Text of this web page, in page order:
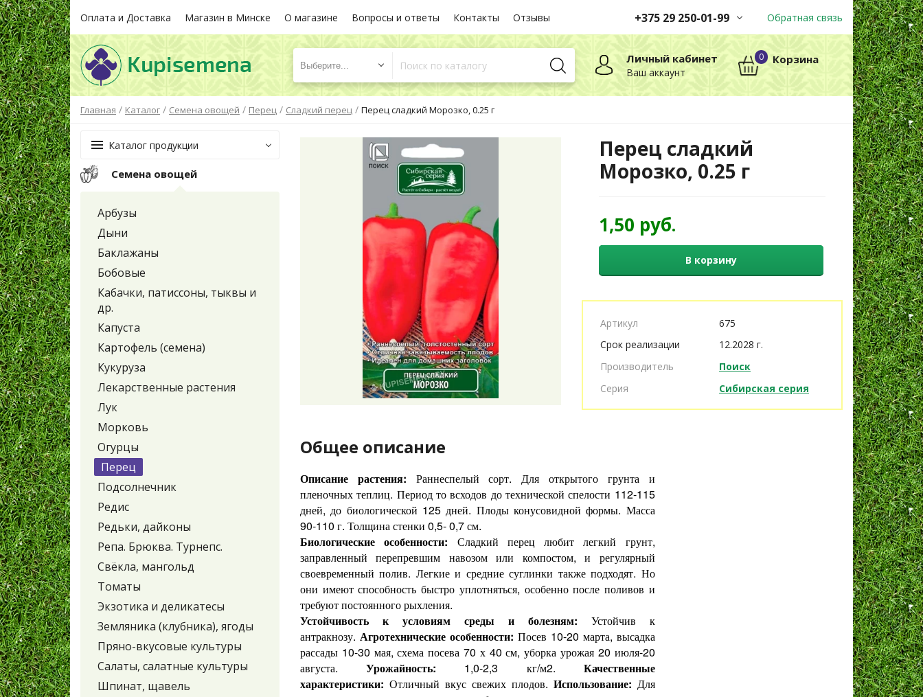
Оплата и Доставка Магазин в Минске О магазине Вопросы и ответы Контакты Отзывы +375 29 250-01-99
автоматически через корзину
круглосуточно без выходных
Обратная связь
Выберите... Личный кабинет
Ваш аккаунт
0 Корзина
Главная / Каталог / Семена овощей / Перец / Сладкий перец / Перец сладкий Морозко, 0.25 г
Каталог продукции
Семена овощей
Арбузы
Дыни
Баклажаны
Бобовые
Кабачки, патиссоны, тыквы и
др.
Капуста
Картофель (семена)
Кукуруза
Лекарственные растения
Лук
Морковь
Огурцы
Перец
Подсолнечник
Редис
Редьки, дайконы
Репа. Брюква. Турнепс.
Свёкла, мангольд
Томаты
Экзотика и деликатесы
Земляника (клубника), ягоды
Пряно-вкусовые культуры
Салаты, салатные культуры
Шпинат, щавель
Перец сладкий
Морозко, 0.25 г
1,50 руб.
В корзину
Артикул
675
Срок реализации
12.2028 г.
Производитель
Поиск
Серия
Сибирская серия
Общее описание
Описание растения: Раннеспелый сорт. Для открытого грунта и
пленочных теплиц. Период то всходов до технической спелости 112-115
дней, до биологической 125 дней. Плоды конусовидной формы. Масса
90-110 г. Толщина стенки 0,5- 0,7 см.
Биологические особенности: Сладкий перец любит легкий грунт,
заправленный перепревшим навозом или компостом, и регулярный
своевременный полив. Легкие и средние суглинки также подходят. Но
они имеют способность быстро уплотняться, особенно после поливов и
требуют постоянного рыхления.
Устойчивость к условиям среды и болезням: Устойчив к
антракнозу. Агротехнические особенности: Посев 10-20 марта, высадка
рассады 10-30 мая, схема посева 70 х 40 см, уборка урожая 20 июля-20
августа.Урожайность: 1,0-2,3 кг/м2. Качественные
характеристики: Отличный вкус свежих плодов. Использование: Для